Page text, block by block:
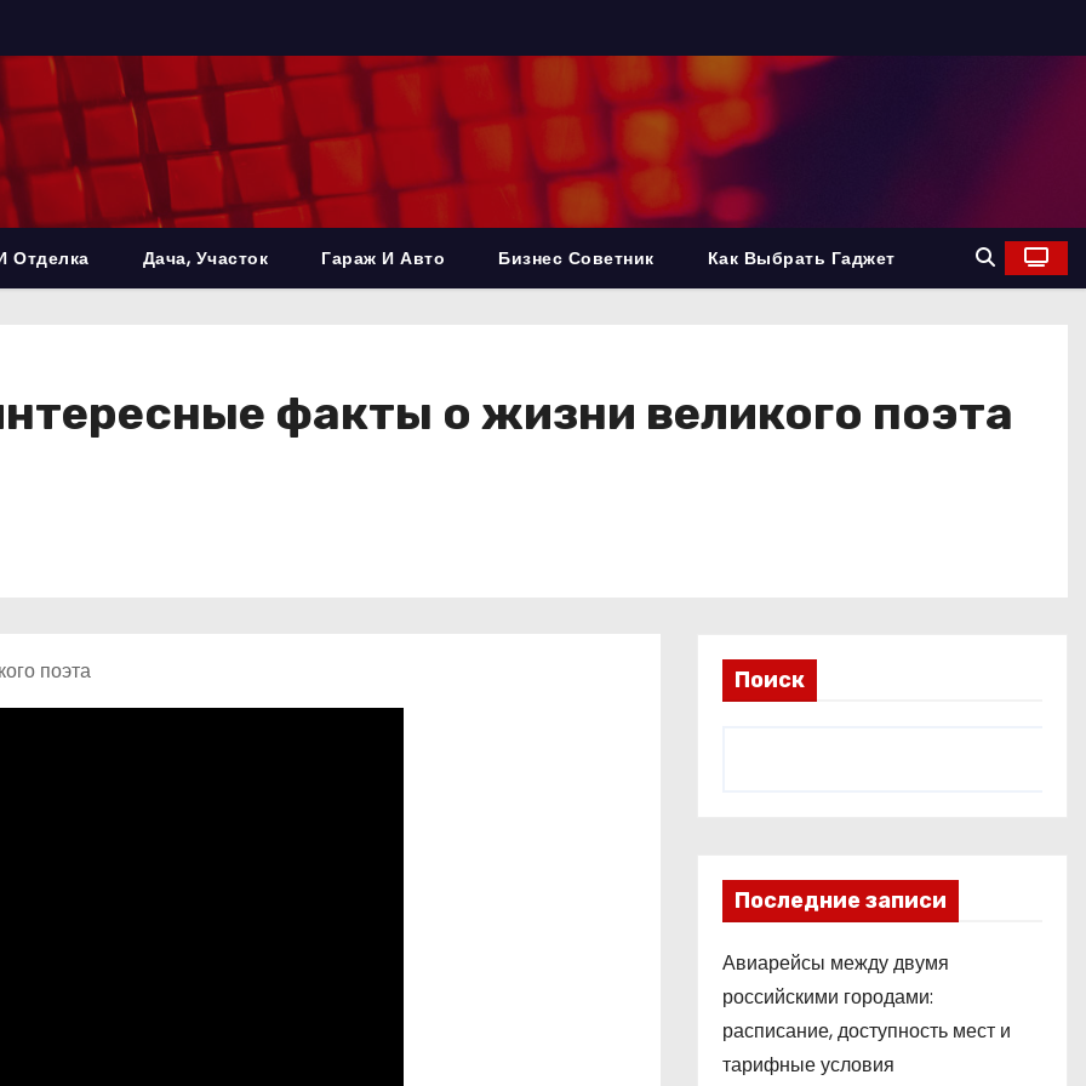
Отделка Дача, Участок Гараж И Авто Бизнес Советник Как Выбрать Гаджет
факты о жизни великого поэта
Поиск
Последние записи
Авиарейсы между двумя
российскими городами:
расписание, доступность мест и
тарифные условия